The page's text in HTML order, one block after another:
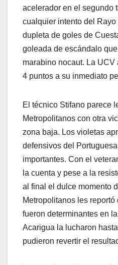
acelerador en el segundo
cualquier intento del
dupleta de goles de
goleada de escándalo
marabino nocaut. La
4 puntos a su inmediato
El técnico Stifano parece
Metropolitanos con otra
zona baja. Los violetas
defensivos del
importantes. Con el
la cuenta y pese a la
al final el dulce momento
Metropolitanos les
fueron determinantes en
Acarigua la lucharon
pudieron revertir el